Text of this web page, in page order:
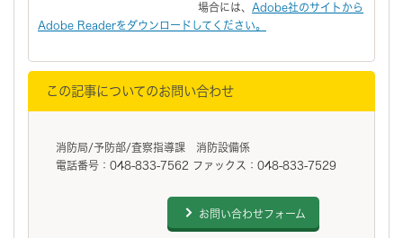
場合には、 Adobe社のサイトから
Adobe Readerをダウンロードしてください。
この記事についてのお問い合わせ
消防局/予防部/査察指導課 消防設備係
電話番号：048-833-7562 ファックス：048-833-7529
お問い合わせフォーム